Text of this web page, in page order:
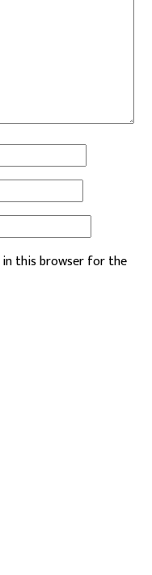
in this browser for the